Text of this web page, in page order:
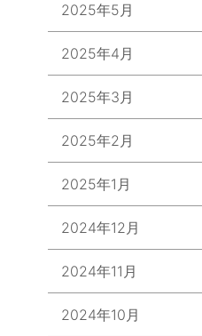
2025年5月
2025年4月
2025年3月
2025年2月
2025年1月
2024年12月
2024年11月
2024年10月